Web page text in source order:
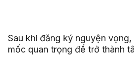
Sau khi đăng ký nguyện
mốc quan trọng để trở thành